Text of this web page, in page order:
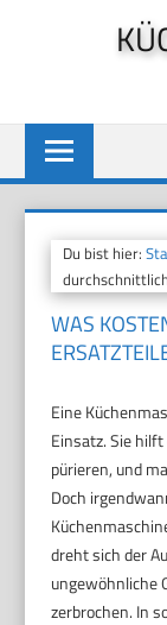
Du bist hier:
WAS
Eine
Einsatz. Sie
pürieren, und
Doch
dreht sich der
ungewöhnliche
zerbrochen. In